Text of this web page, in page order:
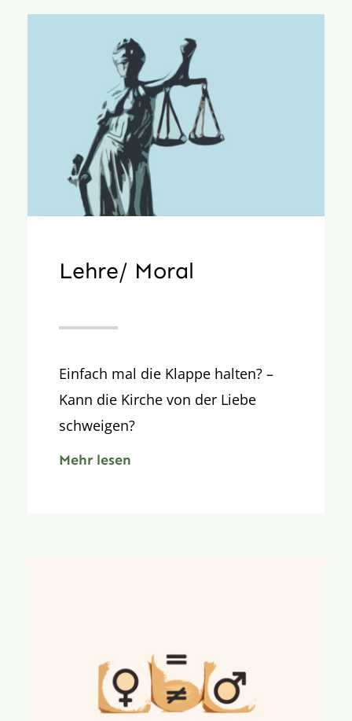
Lehre/ Moral
Einfach mal die Klappe halten? –
Kann die Kirche von der Liebe
schweigen?
Mehr lesen